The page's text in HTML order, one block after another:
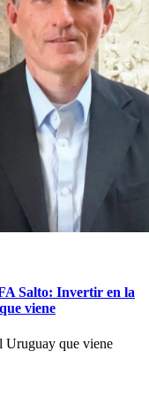
Salto: Invertir en la
viene
Uruguay que viene